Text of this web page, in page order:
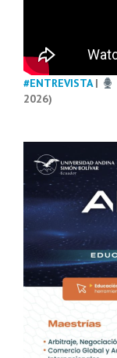
#ENTREVISTA|
2026)